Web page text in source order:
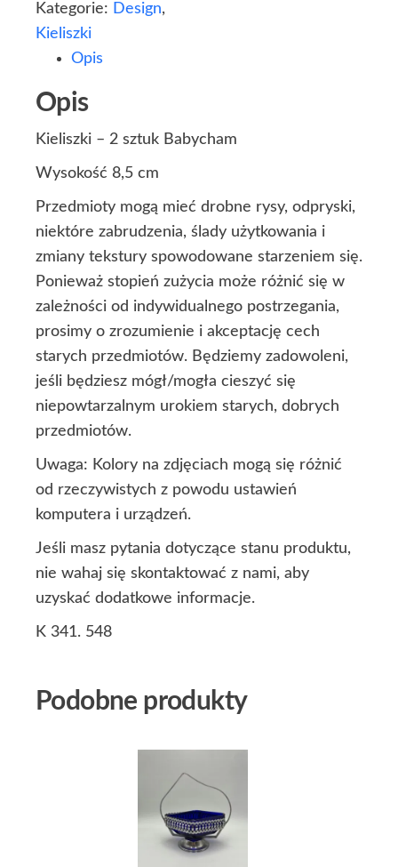
Kategorie: Design,
Kieliszki
Opis
Opis
Kieliszki – 2 sztuk Babycham
Wysokość 8,5 cm
Przedmioty mogą mieć drobne rysy, odpryski,
niektóre zabrudzenia, ślady użytkowania i
zmiany tekstury spowodowane starzeniem się.
Ponieważ stopień zużycia może różnić się w
zależności od indywidualnego postrzegania,
prosimy o zrozumienie i akceptację cech
starych przedmiotów. Będziemy zadowoleni,
jeśli będziesz mógł/mogła cieszyć się
niepowtarzalnym urokiem starych, dobrych
przedmiotów.
Uwaga: Kolory na zdjęciach mogą się różnić
od rzeczywistych z powodu ustawień
komputera i urządzeń.
Jeśli masz pytania dotyczące stanu produktu,
nie wahaj się skontaktować z nami, aby
uzyskać dodatkowe informacje.
K 341. 548
Podobne produkty